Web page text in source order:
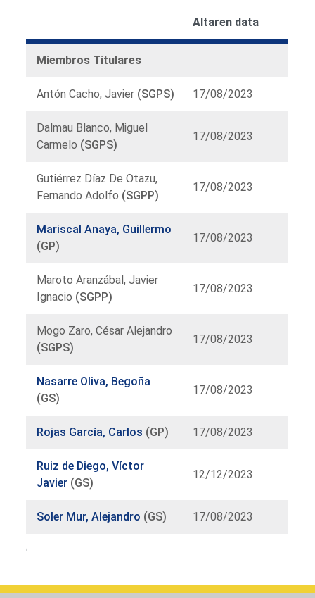
Organoen
Altaren data
Miembros Titulares
Antón Cacho, Javier (SGPS) 17/08/2023
Dalmau Blanco, Miguel
Carmelo (SGPS)
17/08/2023
Gutiérrez Díaz De Otazu,
Fernando Adolfo (SGPP)
17/08/2023
Mariscal Anaya, Guillermo
(GP)
17/08/2023
Maroto Aranzábal, Javier
Ignacio (SGPP)
17/08/2023
Mogo Zaro, César Alejandro
(SGPS)
17/08/2023
Nasarre Oliva, Begoña
(GS)
17/08/2023
Rojas García, Carlos (GP) 17/08/2023
Ruiz de Diego, Víctor
Javier (GS)
12/12/2023
Soler Mur, Alejandro (GS) 17/08/2023